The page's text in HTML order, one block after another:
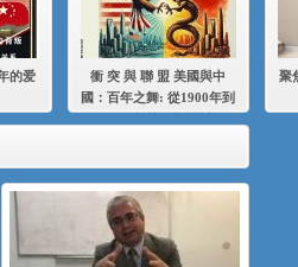
的爱
衝 突 與 聯 盟 美國與中
國：百年之舞: 從1900年到
聚